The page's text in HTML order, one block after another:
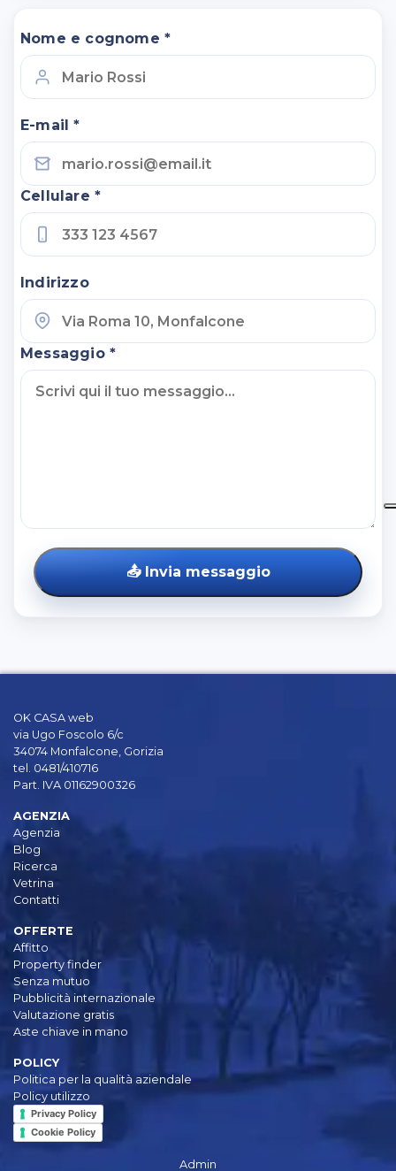
Nome e cognome *
E-mail *
Cellulare *
Indirizzo
Messaggio *
📤Invia messaggio
OK CASA web
via Ugo Foscolo 6/c
34074 Monfalcone, Gorizia
tel. 0481/410716
Part. IVA 01162900326
AGENZIA
Agenzia
Blog
Ricerca
Vetrina
Contatti
OFFERTE
Affitto
Property finder
Senza mutuo
Pubblicità internazionale
Valutazione gratis
Aste chiave in mano
POLICY
Politica per la qualità aziendale
Policy utilizzo
Privacy Policy
Cookie Policy
Admin